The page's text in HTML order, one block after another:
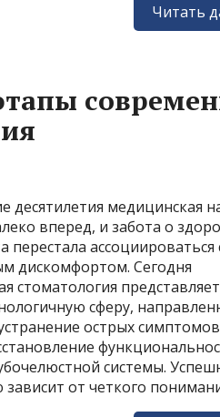
Читать
десятилетия медицинская
вперед, и забота о
перестала
дискомфортом. Сегодня
стоматология
сферу,
острых
системы.
от четкого